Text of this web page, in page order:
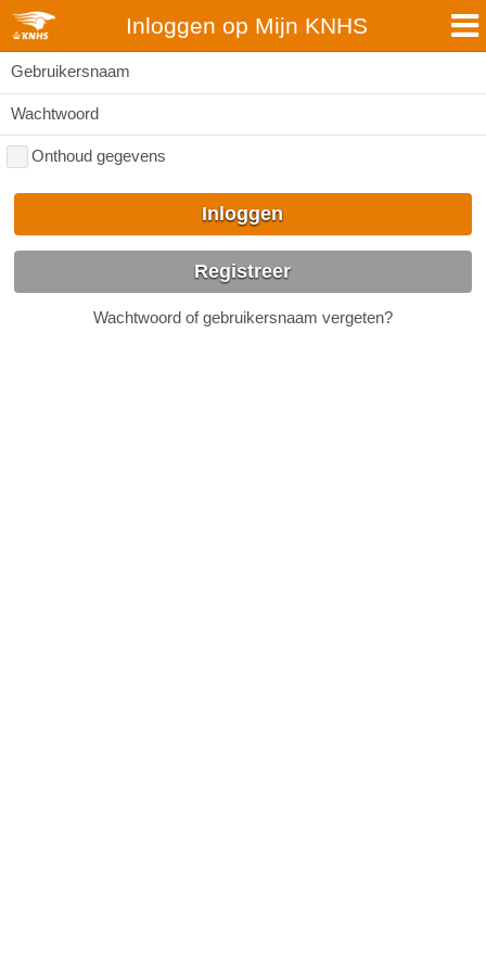
Inloggen op Mijn KNHS
Gebruikersnaam
Wachtwoord
Onthoud gegevens
Inloggen
Registreer
Wachtwoord of gebruikersnaam vergeten?